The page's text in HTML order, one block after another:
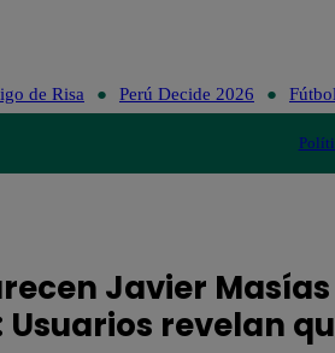
de Risa Perú Decide 2026
Javier
Usuarios revelan